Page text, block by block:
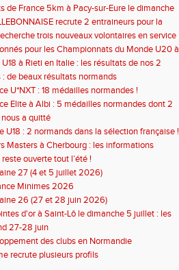
de France 5km à Pacy-sur-Eure le dimanche
informations recrute 2 entraineurs pour la
trois nouveaux volontaires en service
2026
pour les Championnats du Monde U20 à
à Rieti en Italie : les résultats de nos 2
de beaux résultats normands
U*NXT : 18 médailles normandes !
Elite à Albi : 5 médailles normandes dont 2
a quitté
U18 : 2 normands dans la sélection française !
Masters à Cherbourg : les informations
ouverte tout l’été !
27 (4 et 5 juillet 2026)
Minimes 2026
26 (27 et 28 juin 2026)
d'or à Saint-Lô le dimanche 5 juillet : les
27-28 juin
des clubs en Normandie
recrute plusieurs profils